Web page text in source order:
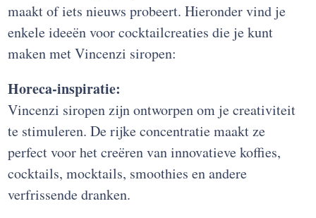
maakt of iets nieuws probeert. Hieronder vind je
enkele ideeën voor cocktailcreaties die je kunt
maken met Vincenzi siropen:
Horeca-inspiratie:
Vincenzi siropen zijn ontworpen om je creativiteit
te stimuleren. De rijke concentratie maakt ze
perfect voor het creëren van innovatieve koffies,
cocktails, mocktails, smoothies en andere
verfrissende dranken.